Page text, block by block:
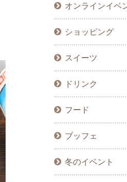
オンラインイベ
ショッピング
スイーツ
ドリンク
フード
ブッフェ
冬のイベント